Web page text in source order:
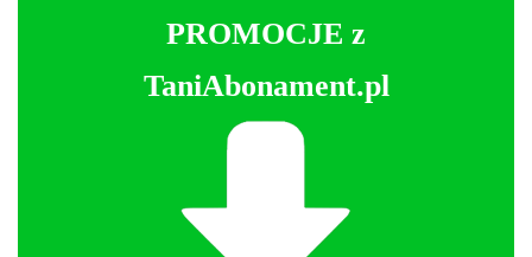
PROMOCJE z
TaniAbonament.pl